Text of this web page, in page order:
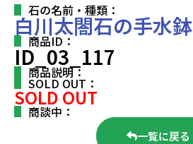
石の名前・種類：
白川太閤石の手水鉢
商品ID：
ID_03_117
商品説明：
SOLD OUT：
SOLD OUT
商談中：
一覧に戻る